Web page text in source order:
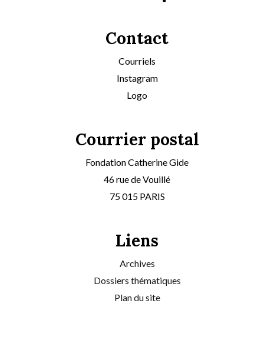
Contact
Courriels
Instagram
Logo
Courrier postal
Fondation Catherine Gide
46 rue de Vouillé
75 015 PARIS
Liens
Archives
Dossiers thématiques
Plan du site